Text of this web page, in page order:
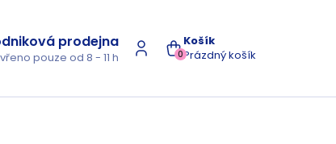
NÁKUPNÍ
Prázdný košík
0
prodejna
pouze od 8 - 11 h